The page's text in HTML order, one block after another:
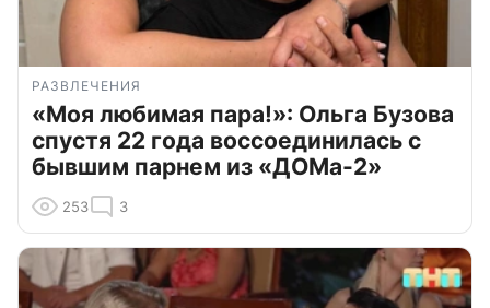
РАЗВЛЕЧЕНИЯ
«Моя любимая пара!»: Ольга Бузова
спустя 22 года воссоединилась с
бывшим парнем из «ДОМа-2»
253 3